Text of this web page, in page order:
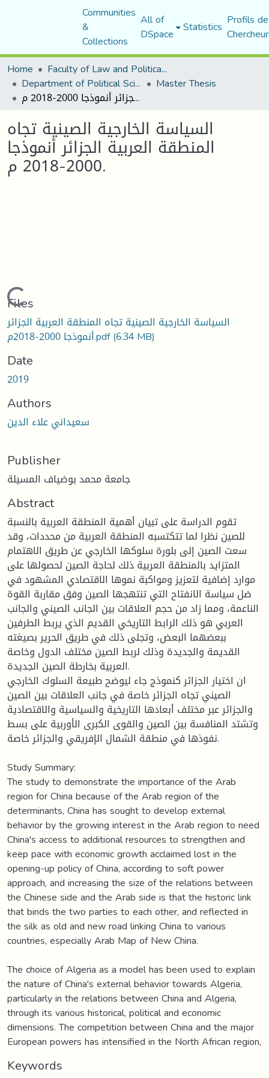
Communities
&
Collections
All of
DSpace Statistics Profils
Home
Faculty of Law and Political Science
Department of Political Sciences Master Thesis
السياسة الخارجية الصينية تجاه المنطقة العربية الجزائر أنموذجا 2000-2018 م.
السياسة الخارجية الصينية تجاه
المنطقة العربية الجزائر أنموذجا
2000-2018 م.
Loading...
Files
السياسة الخارجية الصينية تجاه المنطقة العربية الجزائر
أنموذجا 2000-2018م.pdf(6.34 MB)
Date
2019
Authors
سعيداني علاء الدين
Publisher
جامعة محمد بوضياف المسيلة
Abstract
تقوم الدراسة على تبيان أهمية المنطقة العربية بالنسبة
للصين نظرا لما تتكتسبه المنطقة العربية من محددات، وقد
سعت الصين إلى بلورة سلوكها الخارجي عن طريق الاهتمام
المتزايد بالمنطقة العربية ذلك لحاجة الصين لحصولها على
موارد إضافية لتعزيز ومواكبة نموها الاقتصادي المشهود في
ضل سياسة الانفتاح التي تنتهجها الصين وفق مقاربة القوة
الناعمة، ومما زاد من حجم العلاقات بين الجانب الصيني والجانب
العربي هو ذلك الرابط التاريخي القديم الذي يربط الطرفين
ببعضهما البعض، وتجلى ذلك في طريق الحرير بصيغته
القديمة والجديدة وذلك لربط الصين مختلف الدول وخاصة
العربية بخارطة الصين الجديدة.
ان اختيار الجزائر كنموذج جاء ليوضح طبيعة السلوك الخارجي
الصيني تجاه الجزائر خاصة في جانب العلاقات بين الصين
والجزائر عبر مختلف أبعادها التاريخية والسياسية والاقتصادية
وتشتد المنافسة بين الصين والقوى الكبرى الأوربية على بسط
نفوذها في منطقة الشمال الإفريقي والجزائر خاصة.
Study Summary:
The study to demonstrate the importance of the Arab
region for China because of the Arab region of the
determinants, China has sought to develop external
behavior by the growing interest in the Arab region to need
China's access to additional resources to strengthen and
keep pace with economic growth acclaimed lost in the
opening-up policy of China, according to soft power
approach, and increasing the size of the relations between
the Chinese side and the Arab side is that the historic link
that binds the two parties to each other, and reflected in
the silk as old and new road linking China to various
countries, especially Arab Map of New China.
The choice of Algeria as a model has been used to explain
the nature of China's external behavior towards Algeria,
particularly in the relations between China and Algeria,
through its various historical, political and economic
dimensions. The competition between China and the major
European powers has intensified in the North African region,
Keywords